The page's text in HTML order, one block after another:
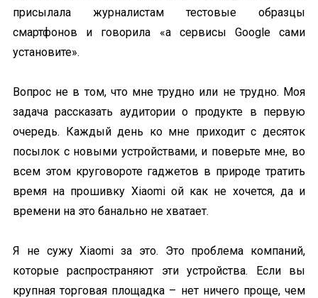
присылала журналистам тестовые образцы
смартфонов и говорила «а сервисы Google сами
установите».
Вопрос не в том, что мне трудно или не трудно. Моя
задача рассказать аудитории о продукте в первую
очередь. Каждый день ко мне приходит с десяток
посылок с новыми устройствами, и поверьте мне, во
всем этом круговороте гаджетов в природе тратить
время на прошивку Xiaomi ой как не хочется, да и
времени на это банально не хватает.
Я не сужу Xiaomi за это. Это проблема компаний,
которые распространяют эти устройства. Если вы
крупная торговая площадка – нет ничего проще, чем